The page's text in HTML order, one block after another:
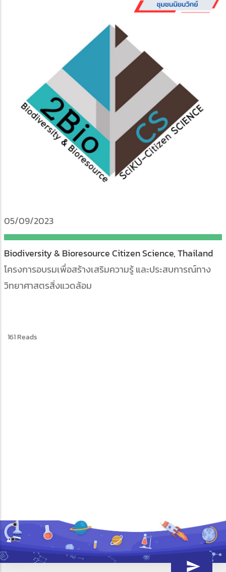
05/09/2023
Biodiversity & Bioresource Citizen Science, Thailand
โครงการอบรมเพื่อสร้างเสริมความรู้ และประสบการณ์ทาง
วิทยาศาสตรสิ่งแวดล้อม
161 Reads